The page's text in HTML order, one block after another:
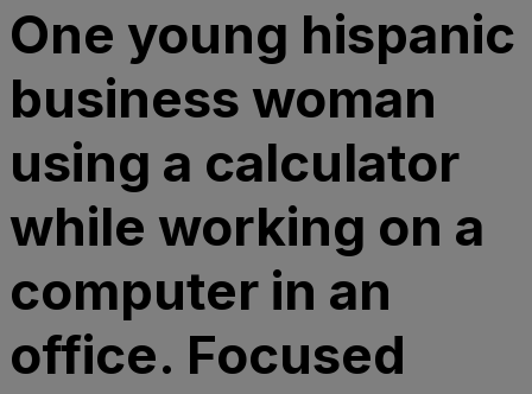
One young hispanic
business woman
using a calculator
while working on a
computer in an
office. Focused